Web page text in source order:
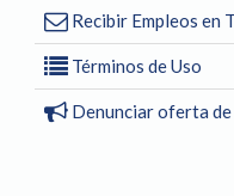
Recibir Empleos en
Términos de Uso
Denunciar oferta de